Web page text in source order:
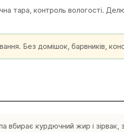
тара, контроль вологості.
Без домішок, барвників,
вбирає курдючний жир і зірвак,